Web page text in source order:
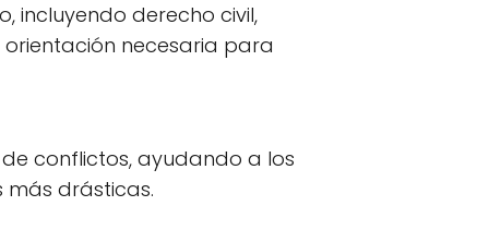
incluyendo derecho civil,
necesaria para
conflictos, ayudando a los
más drásticas.